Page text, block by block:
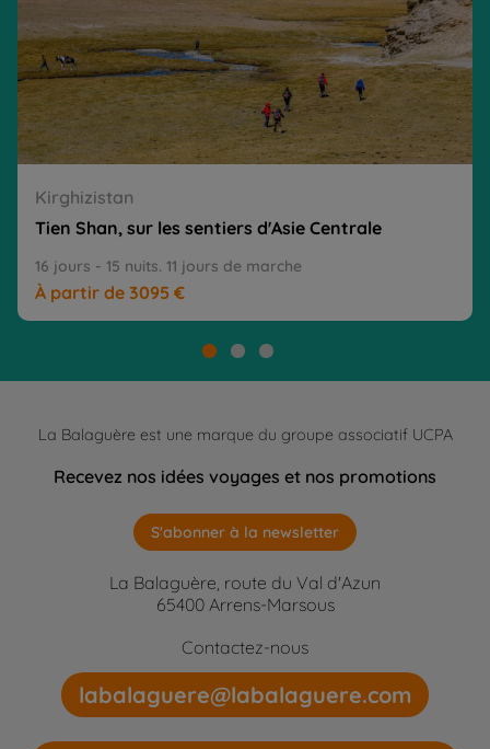
Kirghizistan
Tien Shan, sur les sentiers d'Asie Centrale
16 jours - 15 nuits. 11 jours de marche
À partir de 3095 €
La Balaguère est une marque du groupe associatif UCPA
Recevez nos idées voyages et nos promotions
S'abonner à la newsletter
La Balaguère, route du Val d'Azun
65400 Arrens-Marsous
Contactez-nous
labalaguere@labalaguere.com